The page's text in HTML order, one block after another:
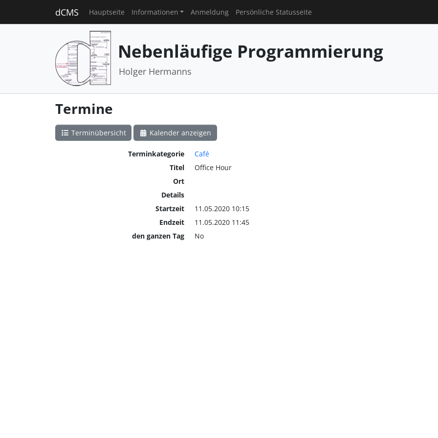
dCMS Hauptseite Informationen Anmeldung Persönliche Statusseite
Nebenläufige Programmierung
Holger Hermanns
Termine
Terminübersicht Kalender anzeigen
Terminkategorie
Café
Titel
Office Hour
Ort
Details
Startzeit
11.05.2020 10:15
Endzeit
11.05.2020 11:45
den ganzen Tag
No